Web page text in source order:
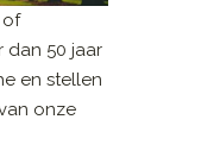
of
dan 50 jaar
en stellen
onze